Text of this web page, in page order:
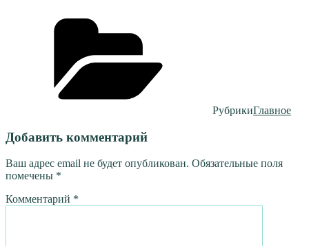
РубрикиГлавное
Добавить комментарий
Ваш адрес email не будет опубликован. Обязательные поля
помечены *
Комментарий *